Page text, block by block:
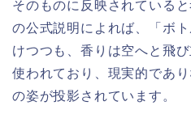
そのものに反映されている
の公式説明によれば、「ボ
けつつも、香りは空へと飛
使われており、現実的であ
の姿が投影されています。